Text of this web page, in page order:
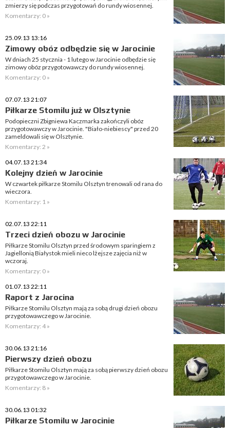
zmierzy się podczas przygotowań do rundy wiosennej.
Komentarzy: 0 »
25.09.13 13:16
Zimowy obóz odbędzie się w Jarocinie
W dniach 25 stycznia - 1 lutego w Jarocinie odbędzie się
zimowy obóz przygotowawczy do rundy wiosennej.
Komentarzy: 0 »
07.07.13 21:07
Piłkarze Stomilu już w Olsztynie
Podopieczni Zbigniewa Kaczmarka zakończyli obóz
przygotowawczy w Jarocinie. "Biało-niebiescy" przed 20
zameldowali się w Olsztynie.
Komentarzy: 2 »
04.07.13 21:34
Kolejny dzień w Jarocinie
W czwartek piłkarze Stomilu Olsztyn trenowali od rana do
wieczora.
Komentarzy: 1 »
02.07.13 22:11
Trzeci dzień obozu w Jarocinie
Piłkarze Stomilu Olsztyn przed środowym sparingiem z
Jagiellonią Białystok mieli nieco lżejsze zajęcia niż w
wczoraj.
Komentarzy: 0 »
01.07.13 22:11
Raport z Jarocina
Piłkarze Stomilu Olsztyn mają za sobą drugi dzień obozu
przygotowawczego w Jarocinie.
Komentarzy: 4 »
30.06.13 21:16
Pierwszy dzień obozu
Piłkarze Stomilu Olsztyn mają za sobą pierwszy dzień obozu
przygotowawczego w Jarocinie.
Komentarzy: 8 »
30.06.13 01:32
Piłkarze Stomilu w Jarocinie